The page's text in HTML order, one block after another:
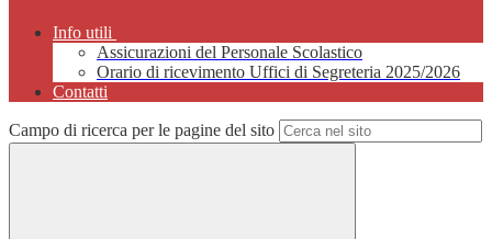
Info utili
Assicurazioni del Personale Scolastico
Orario di ricevimento Uffici di Segreteria 2025/2026
Contatti
Campo di ricerca per le pagine del sito